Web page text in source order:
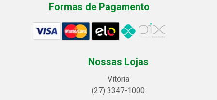
Formas de Pagamento
Nossas Lojas
Vitória
(27) 3347-1000